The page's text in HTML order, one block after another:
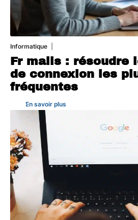
Informatique
Fr mails : résoudre
de connexion les
fréquentes
En savoir plus